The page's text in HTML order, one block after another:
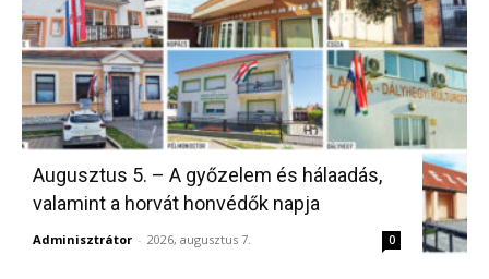
Augusztus 5. – A győzelem és hálaadás,
valamint a horvát honvédők napja
Adminisztrátor - 2026, augusztus 7. 0